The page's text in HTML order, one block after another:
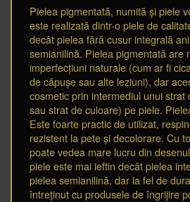
Pielea pigmentată, numită și piele
este realizată dintr-o piele de
decât pielea fără cusur integrală
semianilină. Pielea pigmentată are
imperfecțiuni naturale (cum ar fi
de căpușe sau alte leziuni), dar
cosmetic prin intermediul unui strat
sau strat de culoare) pe piele.
Este foarte practic de utilizat,
rezistent la pete și decolorare. Cu
poate vedea mare lucru din
piele este mai ieftin decât pielea
pielea semianilină, dar la fel de
întreținut cu produsele de îngrijire